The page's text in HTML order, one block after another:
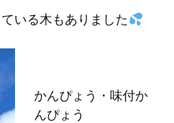
いる木もありました
かんぴょう・味付か
んぴょう